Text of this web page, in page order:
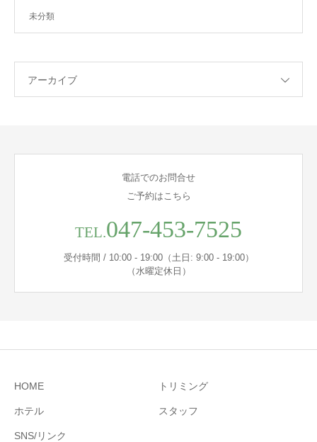
未分類
アーカイブ
電話でのお問合せ
ご予約はこちら
TEL.047-453-7525
受付時間 / 10:00 - 19:00（土日: 9:00 - 19:00）
（水曜定休日）
HOME トリミング
ホテル スタッフ
SNS/リンク